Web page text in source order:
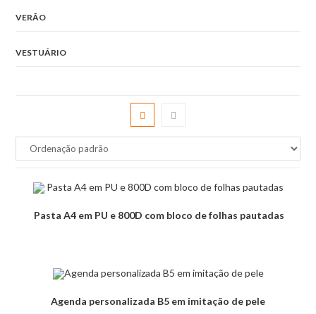
VERÃO
VESTUÁRIO
Pasta A4 em PU e 800D com bloco de folhas pautadas
Agenda personalizada B5 em imitação de pele